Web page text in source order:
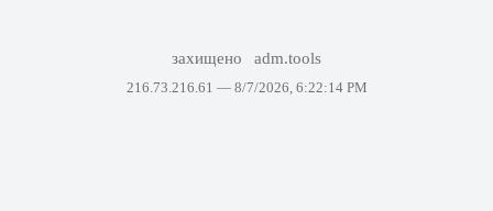
захищено adm.tools
216.73.216.61 — 8/7/2026, 6:22:14 PM